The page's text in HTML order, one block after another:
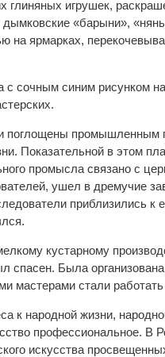
игрушек,
«барыни»,
ярмарках,
с сочным синим рисунком
поглощены промышленным
Показательной в этом
промысла связано с
ушел в дремучие
приблизились к
кустарному
спасен. Была
мастерами стали
к народной жизни,
профессиональное. В
искусства